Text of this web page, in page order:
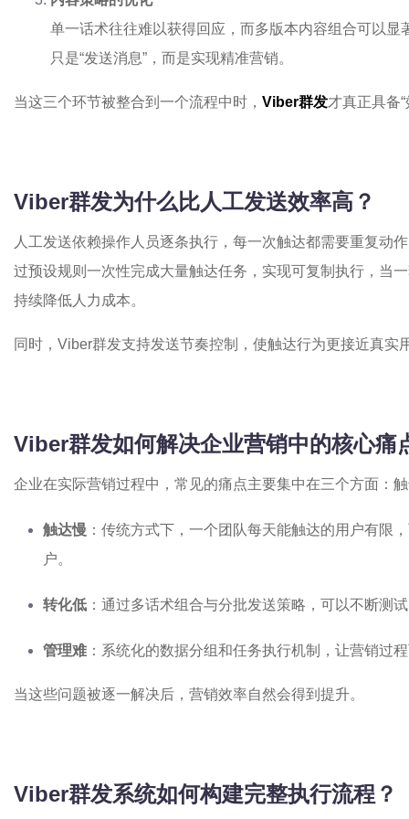
单一话术往往难以获得回应，而多版本内容组合可以
只是“发送消息”，而是实现精准营销。
当这三个环节被整合到一个流程中时， Viber群发才真正具备
Viber群发为什么比人工发送效率高？
人工发送依赖操作人员逐条执行，每一次触达都需要重复动
过预设规则一次性完成大量触达任务，实现可复制执行，当
持续降低人力成本。
同时，Viber群发支持发送节奏控制，使触达行为更接近真实
Viber群发如何解决企业营销中的核心痛
企业在实际营销过程中，常见的痛点主要集中在三个方面：
触达慢 ：传统方式下，一个团队每天能触达的用户有限
户。
转化低 ：通过多话术组合与分批发送策略，可以不断测
管理难 ：系统化的数据分组和任务执行机制，让营销过
当这些问题被逐一解决后，营销效率自然会得到提升。
Viber群发系统如何构建完整执行流程？